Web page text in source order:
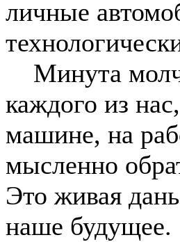
личные
Минута
каждого из
машине, на
мысленно
Это живая
наше будущее.